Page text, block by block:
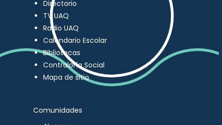
Directorio
TV UAQ
Radio UAQ
Calendario Escolar
Bibliotecas
Contraloría Social
Mapa de sitio
Comunidades